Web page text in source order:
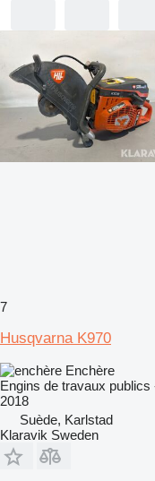
7
Husqvarna K970
Enchère
Engins de travaux publics
2018
Suède, Karlstad
Klaravik Sweden